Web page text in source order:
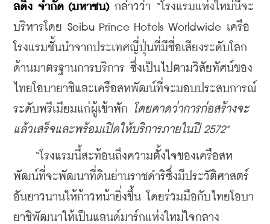
ลดิ้ง จำกัด (มหาชน) กล่าวว่า “โรงแรมแห่งใหม่นี้จะ
บริหารโดย Seibu Prince Hotels Worldwide เครือ
โรงแรมชั้นนำจากประเทศญี่ปุ่นที่มีชื่อเสียงระดับโลก
ด้านมาตรฐานการบริการ ซึ่งเป็นไปตามวิสัยทัศน์ของ
ไทยโอบายาชิและเครือสหพัฒน์ที่จะมอบประสบการณ์
ระดับพรีเมียมแก่ผู้เข้าพัก
โดยคาดว่าการก่อสร้างจะ
แล้วเสร็จและพร้อมเปิดให้บริการภายในปี 2572"
“โรงแรมนี้สะท้อนถึงความตั้งใจของเครือสห
พัฒน์ที่จะพัฒนาที่ดินย่านราชดำริซึ่งมีประวัติศาสตร์
อันยาวนานให้ก้าวหน้ายิ่งขึ้น โดยร่วมมือกับไทยโอบา
ยาชิพัฒนาให้เป็นแลนด์มาร์กแห่งใหม่ใจกลาง